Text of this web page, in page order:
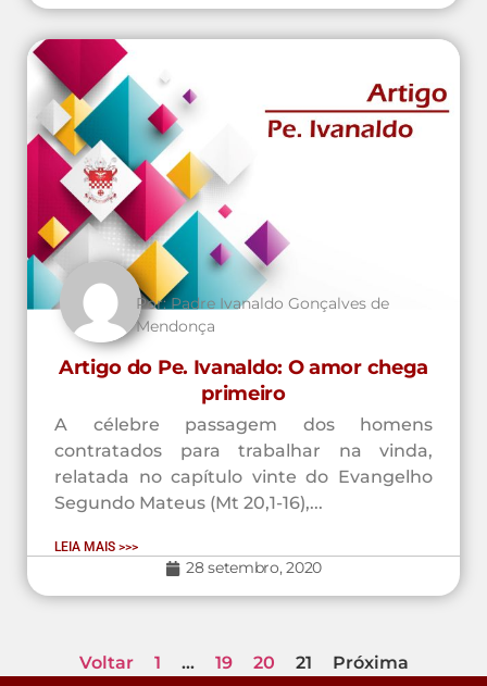
Por:Padre Ivanaldo Gonçalves de
Mendonça
Artigo do Pe. Ivanaldo: O amor chega
primeiro
A célebre passagem dos homens
contratados para trabalhar na vinda,
relatada no capítulo vinte do Evangelho
Segundo Mateus (Mt 20,1-16),...
LEIA MAIS >>>
28 setembro, 2020
Voltar 1 … 19 20 21 Próxima